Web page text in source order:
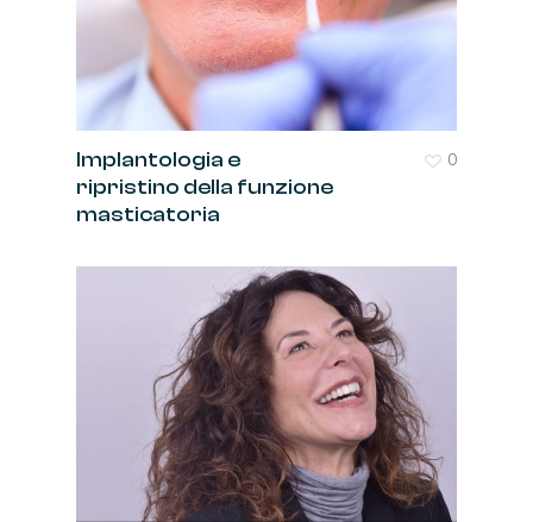
Implantologia e
ripristino della funzione
masticatoria
0